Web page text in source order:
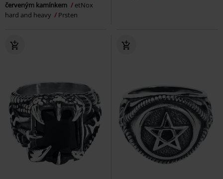
červeným kamínkem
etNox
hard and heavy
Prsten